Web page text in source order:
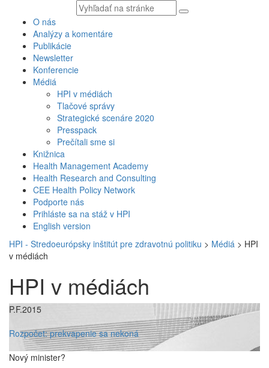
Vyhľadávaný
text
O nás
Analýzy a komentáre
Publikácie
Newsletter
Konferencie
Médiá
HPI v médiách
Tlačové správy
Strategické scenáre 2020
Presspack
Prečítali sme si
Knižnica
Health Management Academy
Health Research and Consulting
CEE Health Policy Network
Podporte nás
Prihláste sa na stáž v HPI
English version
HPI - Stredoeurópsky inštitút pre zdravotnú politiku > Médiá > HPI
v médiách
HPI v médiách
P.F.2015
Rozpočet: prekvapenie sa nekoná
Nový minister?